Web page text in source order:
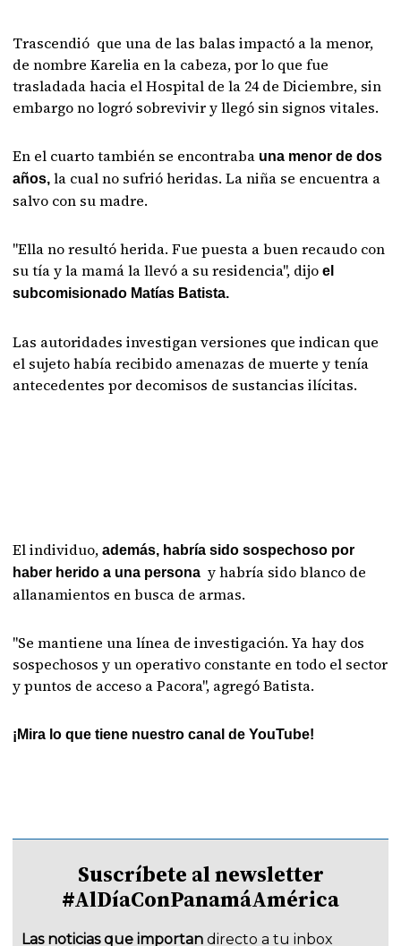
Trascendió que una de las balas impactó a la menor,
de nombre Karelia en la cabeza, por lo que fue
trasladada hacia el Hospital de la 24 de Diciembre, sin
embargo no logró sobrevivir y llegó sin signos vitales.
En el cuarto también se encontraba una menor de dos
años, la cual no sufrió heridas. La niña se encuentra a
salvo con su madre.
"Ella no resultó herida. Fue puesta a buen recaudo con
su tía y la mamá la llevó a su residencia", dijoel
subcomisionado Matías Batista.
Las autoridades investigan versiones que indican que
el sujeto había recibido amenazas de muerte y tenía
antecedentes por decomisos de sustancias ilícitas.
El individuo, además, habría sido sospechoso por
haber herido a una personay habría sido blanco de
allanamientos en busca de armas.
"Se mantiene una línea de investigación. Ya hay dos
sospechosos y un operativo constante en todo el sector
y puntos de acceso a Pacora", agregó Batista.
¡Mira lo que tiene nuestro canal de YouTube!
Suscríbete al newsletter
#AlDíaConPanamáAmérica
Las noticias que importan directo a tu inbox